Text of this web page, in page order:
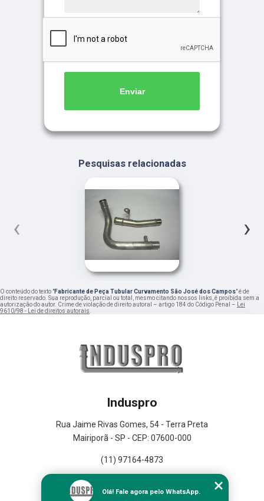
Enviar
Pesquisas relacionadas
‹ ›
O conteúdo do texto "Fabricante de Peça Tubular Curvamento São José dos Campos" é de
direito reservado. Sua reprodução, parcial ou total, mesmo citando nossos links, é proibida sem a
autorização do autor. Crime de violação de direito autoral – artigo 184 do Código Penal – Lei
9610/98 - Lei de direitos autorais.
Induspro
Rua Jaime Rivas Gomes, 54 - Terra Preta
Mairiporã - SP - CEP: 07600-000
(11) 97164-4873
Empresa
Olá! Fale agora pelo WhatsApp.